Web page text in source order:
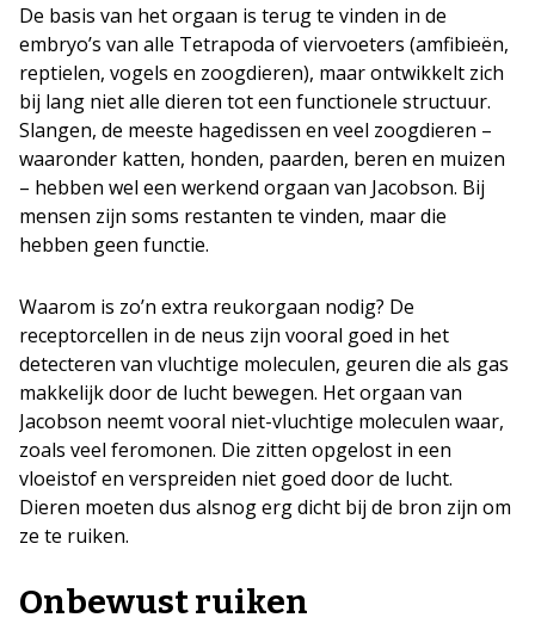
De basis van het orgaan is terug te vinden in de
embryo’s van alle Tetrapoda of viervoeters (amfibieën,
reptielen, vogels en zoogdieren), maar ontwikkelt zich
bij lang niet alle dieren tot een functionele structuur.
Slangen, de meeste hagedissen en veel zoogdieren –
waaronder katten, honden, paarden, beren en muizen
– hebben wel een werkend orgaan van Jacobson. Bij
mensen zijn soms restanten te vinden, maar die
hebben geen functie.
Waarom is zo’n extra reukorgaan nodig? De
receptorcellen in de neus zijn vooral goed in het
detecteren van vluchtige moleculen, geuren die als gas
makkelijk door de lucht bewegen. Het orgaan van
Jacobson neemt vooral niet-vluchtige moleculen waar,
zoals veel feromonen. Die zitten opgelost in een
vloeistof en verspreiden niet goed door de lucht.
Dieren moeten dus alsnog erg dicht bij de bron zijn om
ze te ruiken.
Onbewust ruiken